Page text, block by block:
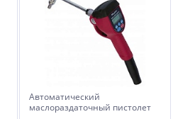
Автоматический
маслораздаточный пистолет